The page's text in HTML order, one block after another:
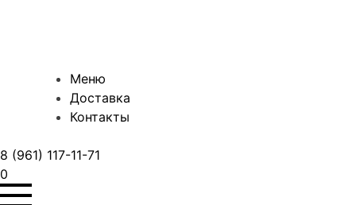
Меню
Доставка
Контакты
8 (961) 117-11-71
0